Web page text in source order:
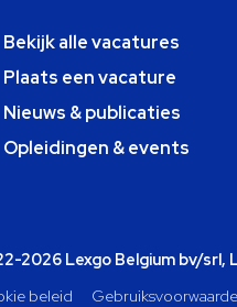
Bekijk alle vacatures
Plaats een vacature
Nieuws & publicaties
Opleidingen & events
2026 Lexgo Belgium bv/srl,
beleid